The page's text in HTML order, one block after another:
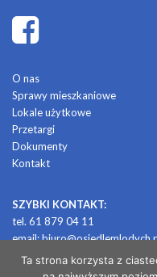
O nas
Sprawy mieszkaniowe
Lokale użytkowe
Przetargi
Dokumenty
Kontakt
SZYBKI KONTAKT:
tel. 61 879 04 11
email:
Ta strona korzysta z